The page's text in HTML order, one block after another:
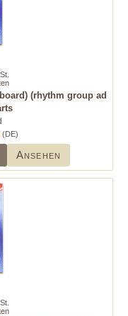
(rhythm group ad
(DE)
Ansehen